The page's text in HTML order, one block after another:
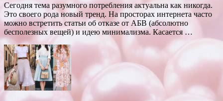
Сегодня тема разумного потребления актуальна как никогда.
Это своего рода новый тренд. На просторах интернета часто
можно встретить статьи об отказе от АБВ (абсолютно
бесполезных вещей) и идею минимализма. Касается …